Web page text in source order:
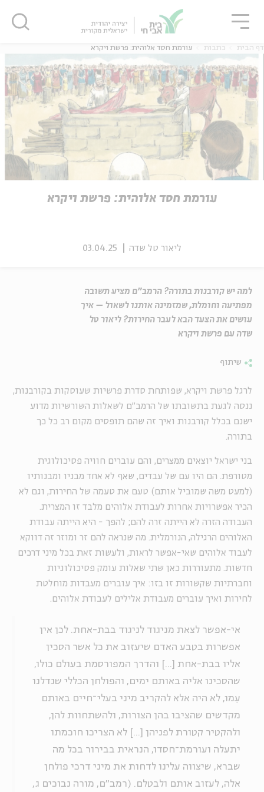
אנגלית נוער
דף הבית כתבות עורמת חסד אלוהית: פרשת ויקרא
עורמת חסד אלוהית: פרשת ויקרא
ליאור טל שדה 03.04.25
למה יש קורבנות בתורה? הרמב"ם מציע תשובה
מפתיעה וחומלת, שמזמינה אותנו לשאול – איך
עושים את הצעד הבא לעבר החירות? ליאור טל
שדה עם פרשת ויקרא
שיתוף
לרגל פרשת ויקרא, שפותחת סדרת פרשיות שעוסקות בקורבנות,
ננסה לגעת בתשובתו של הרמב"ם לשאלות השורשיות מדוע
ישנם בכלל קורבנות ואיך זה שהם תופסים מקום רב כל כך
בתורה.
בני ישראל יוצאים ממצרים, והם עוברים חוויה פסיכולוגית
מטורפת. הם היו עם של עבדים, שאף לא אחד מבניו ומבנותיו
(למעט משה שמוביל אותם) טעם את טעמה של החירות, וגם לא
הכיר אפשרויות אחרות לעבודת אלוהים מלבד זו המצרית.
העבודה הזרה לא הייתה זרה להם; להפך - היא הייתה עבודת
האלוהים הרגילה, הנורמלית. מה שנראה להם זר ומוזר זה דווקא
לעבוד אלוהים שאי-אפשר לראות, ולעשות זאת בכל מיני דרכים
חדשות. מתעוררות כאן שתי שאלות עומק פסיכולוגיות
וחברתיות שקשורות זו בזו: איך עוברים מעבדות מוחלטת
לחירות ואיך עוברים מעבודת אלילים לעבודת אלוהים.
אי-אפשר לצאת מניגוד לניגוד בבת-אחת. לכן אין
אפשרות בטבע האדם שיעזוב את כל אשר הסכין
אליו בבת-אחת [...] והדרך המפורסמת בעולם כולו,
שהסכינו אליה באותם ימים, והפולחן הכללי שגדלנו
עִמו, לא היה אלא להקריב מיני בעלי־חיים באותם
מקדשים שהציבו בהן הצורות, ולהשתחוות להן,
ולהקטיר קטורת לפניהן [...] לא הצריכו חוכמתו
יתעלה ועורמת־חסדו, הנראית בבירור בכל מה
שברא, שיצווה עלינו לדחות את מיני דרכי פולחן
אלה, לעזוב אותם ולבטלם. (רמב"ם, מורה נבוכים ג,
סגור